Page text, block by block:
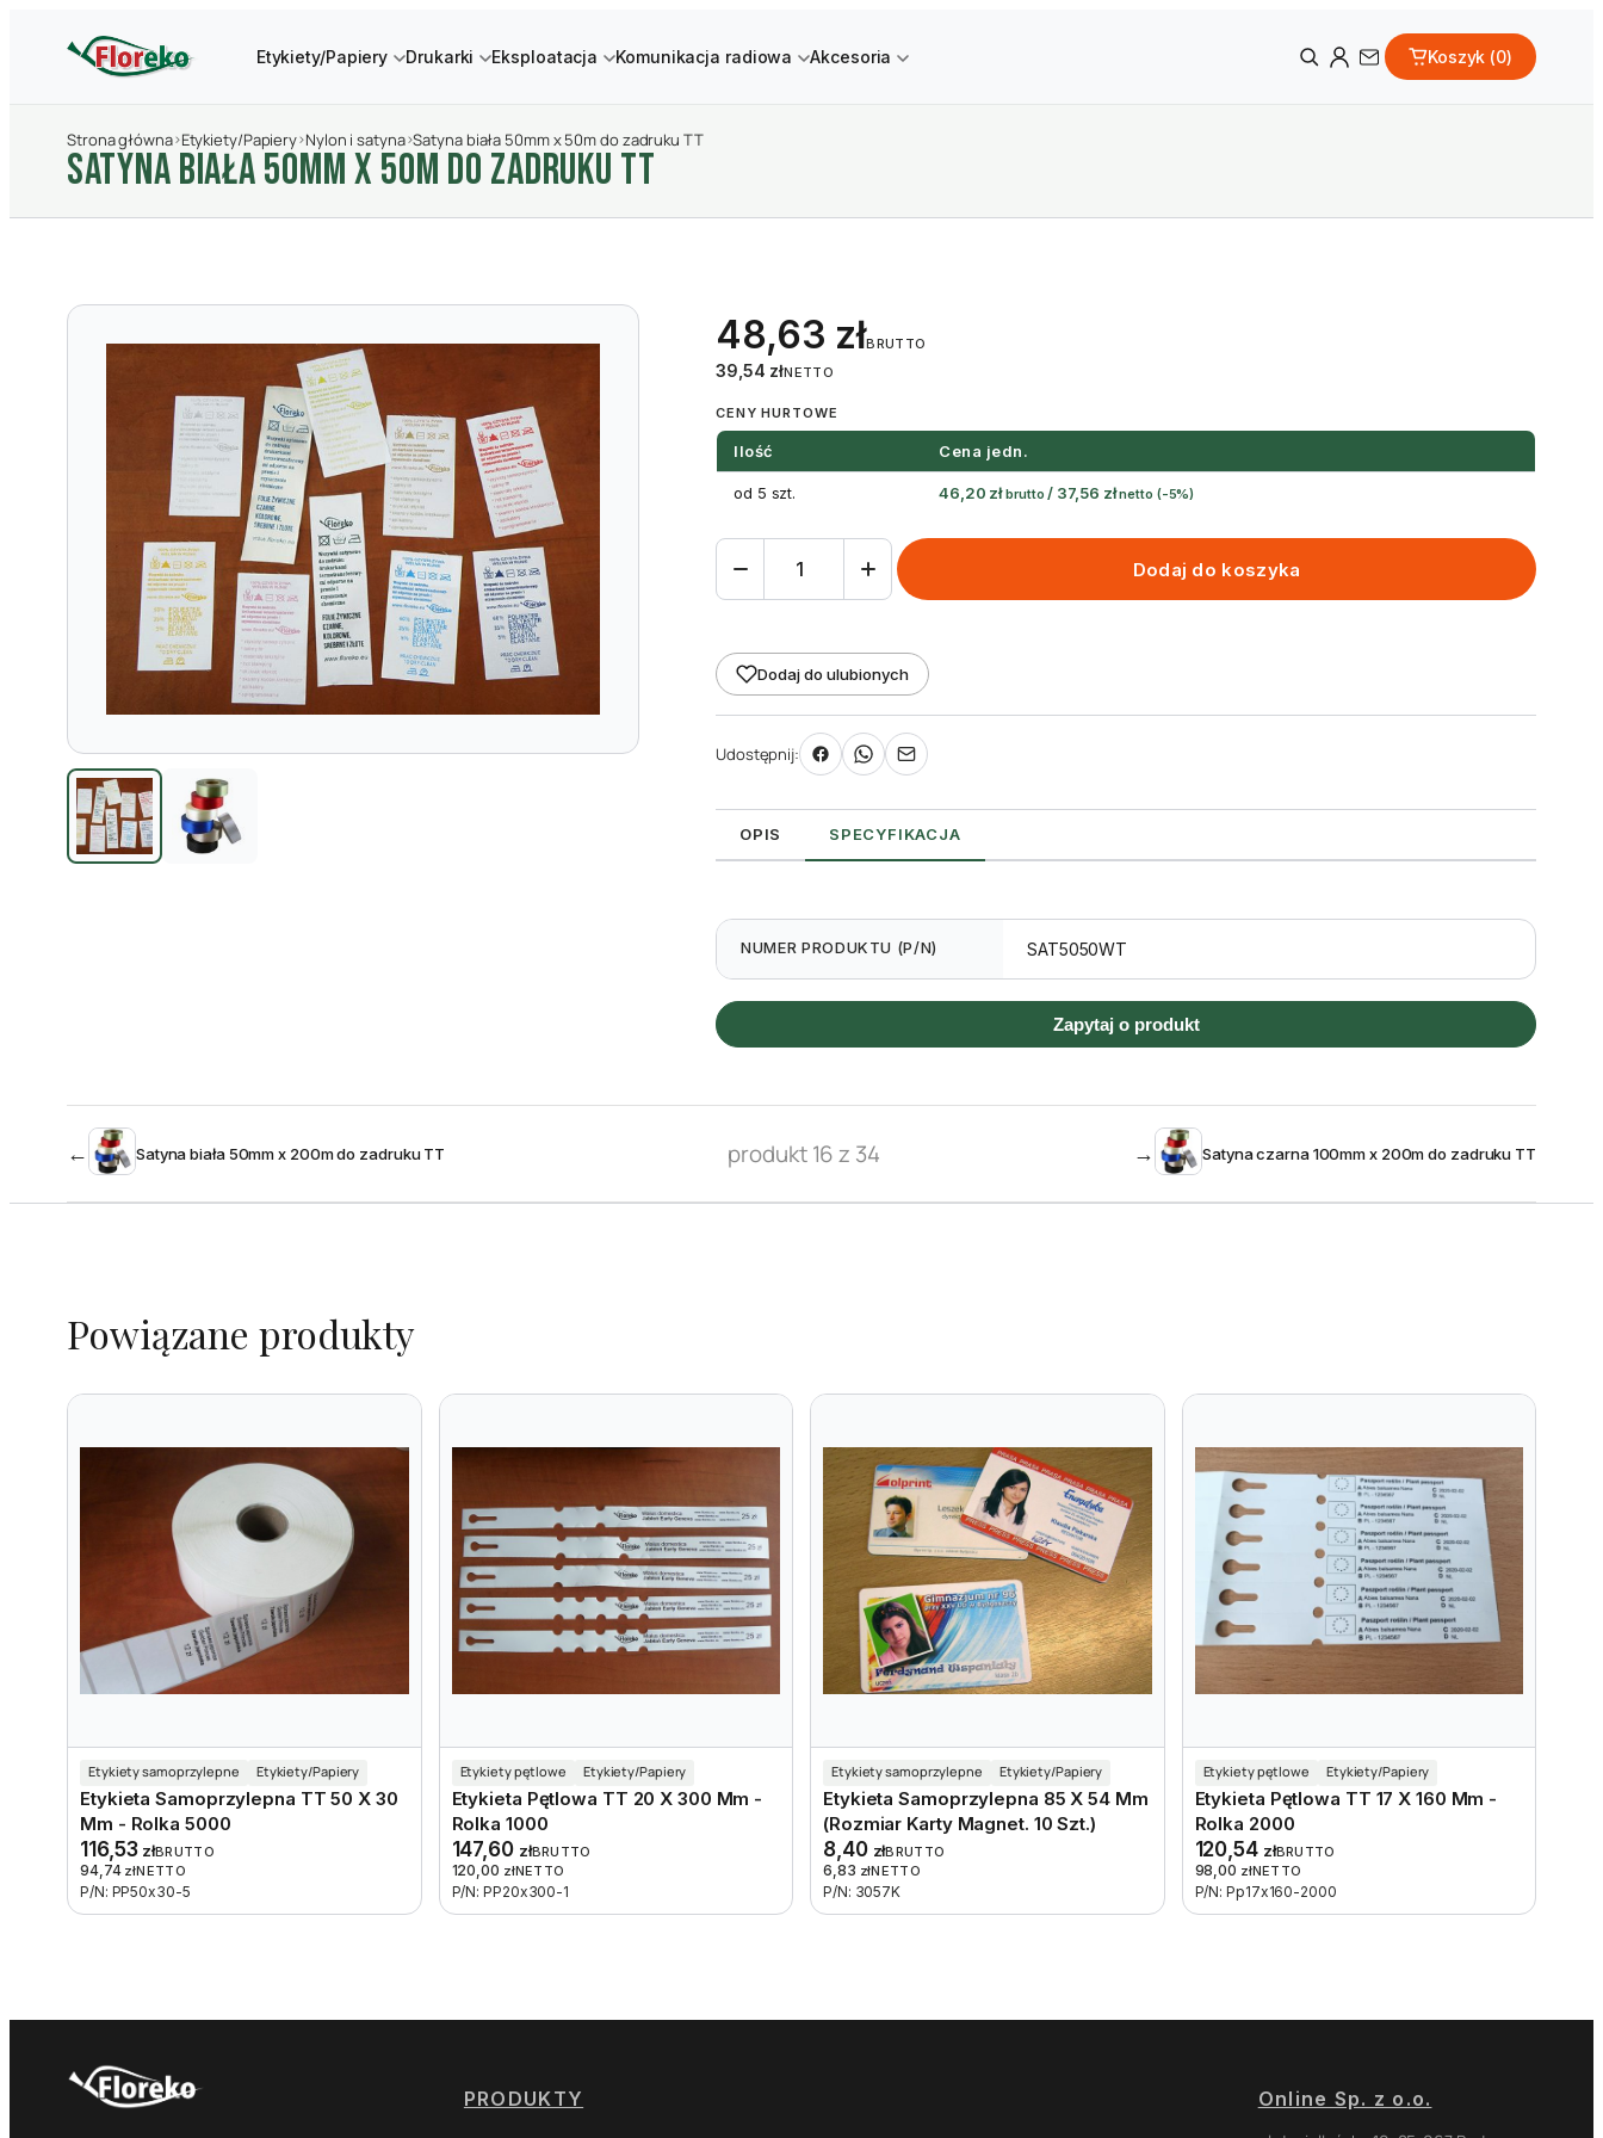
Etykiety/Papiery Drukarki Eksploatacja Komunikacja radiowa Akcesoria Koszyk (0)
Strona główna›Etykiety/Papiery›Nylon i satyna›Satyna biała 50mm x 50m do zadruku TT
SATYNA BIAłA 50MM X 50M DO ZADRUKU TT
48,63 złBRUTTO
39,54 złNETTO
CENY HURTOWE
Ilość Cena jedn.
od 5 szt. 46,20 zł brutto / 37,56 zł netto (-5%)
ilość
Satyna
50mm
x
do
zadruku
TT
Dodaj do koszyka
Dodaj do ulubionych
Udostępnij:
OPIS SPECYFIKACJA
NUMER PRODUKTU (P/N) SAT5050WT
Zapytaj o produkt
← Satyna biała 50mm x 200m do zadruku TT produkt 16 z 34 Satyna czarna 100mm x 200m do zadruku TT
→
Powiązane produkty
Etykiety samoprzylepne Etykiety/Papiery
Etykieta Samoprzylepna TT 50 X 30
Mm - Rolka 5000
116,53 złBRUTTO
94,74 złNETTO
P/N: PP50x30-5
Etykiety pętlowe Etykiety/Papiery
Etykieta Pętlowa TT 20 X 300 Mm -
Rolka 1000
147,60 złBRUTTO
120,00 złNETTO
P/N: PP20x300-1
Etykiety samoprzylepne Etykiety/Papiery
Etykieta Samoprzylepna 85 X 54 Mm
(rozmiar Karty Magnet. 10 Szt.)
8,40 złBRUTTO
6,83 złNETTO
P/N: 3057K
Etykiety pętlowe Etykiety/Papiery
Etykieta Pętlowa TT 17 X 160 Mm -
Rolka 2000
120,54 złBRUTTO
98,00 złNETTO
P/N: Pp17x160-2000
PRODUKTY Online Sp. z o.o.